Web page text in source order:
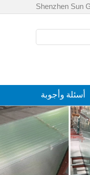
أسئلة وأجوبة